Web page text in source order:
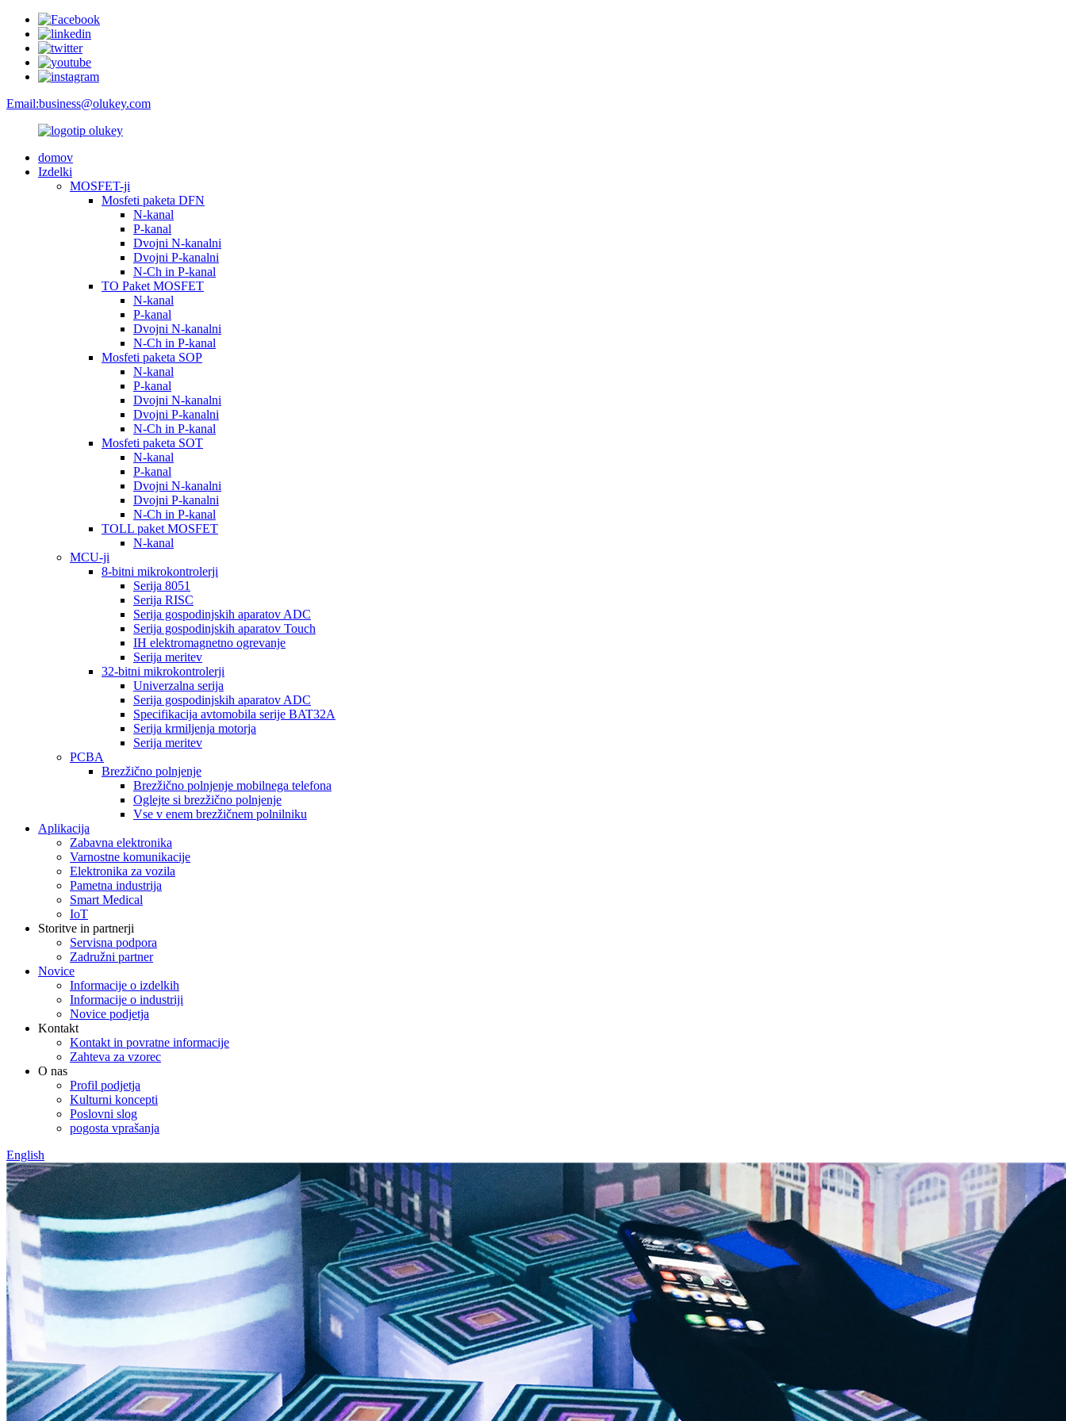
Email:business@olukey.com
domov
Izdelki
MOSFET-ji
Mosfeti paketa DFN
N-kanal
P-kanal
Dvojni N-kanalni
Dvojni P-kanalni
N-Ch in P-kanal
TO Paket MOSFET
N-kanal
P-kanal
Dvojni N-kanalni
N-Ch in P-kanal
Mosfeti paketa SOP
N-kanal
P-kanal
Dvojni N-kanalni
Dvojni P-kanalni
N-Ch in P-kanal
Mosfeti paketa SOT
N-kanal
P-kanal
Dvojni N-kanalni
Dvojni P-kanalni
N-Ch in P-kanal
TOLL paket MOSFET
N-kanal
MCU-ji
8-bitni mikrokontrolerji
Serija 8051
Serija RISC
Serija gospodinjskih aparatov ADC
Serija gospodinjskih aparatov Touch
IH elektromagnetno ogrevanje
Serija meritev
32-bitni mikrokontrolerji
Univerzalna serija
Serija gospodinjskih aparatov ADC
Specifikacija avtomobila serije BAT32A
Serija krmiljenja motorja
Serija meritev
PCBA
Brezžično polnjenje
Brezžično polnjenje mobilnega telefona
Oglejte si brezžično polnjenje
Vse v enem brezžičnem polnilniku
Aplikacija
Zabavna elektronika
Varnostne komunikacije
Elektronika za vozila
Pametna industrija
Smart Medical
IoT
Storitve in partnerji
Servisna podpora
Zadružni partner
Novice
Informacije o izdelkih
Informacije o industriji
Novice podjetja
Kontakt
Kontakt in povratne informacije
Zahteva za vzorec
O nas
Profil podjetja
Kulturni koncepti
Poslovni slog
pogosta vprašanja
English